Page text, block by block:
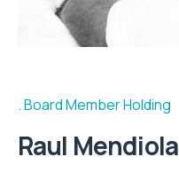
Board Member Holding
Raul Mendiola